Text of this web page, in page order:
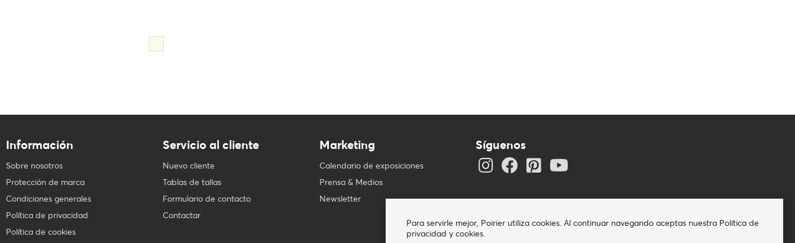
Para servirle mejor, Poirier utiliza cookies. Al continuar navegando aceptas nuestra Política de
privacidad y cookies.
Información
Sobre nosotros
Protección de marca
Condiciones generales
Política de privacidad
Política de cookies
Servicio al cliente
Nuevo cliente
Tablas de tallas
Formulario de contacto
Contactar
Marketing
Calendario de exposiciones
Prensa & Medios
Newsletter
Síguenos